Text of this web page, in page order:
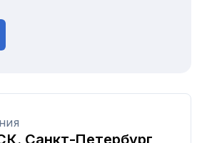
Санкт-Петербург